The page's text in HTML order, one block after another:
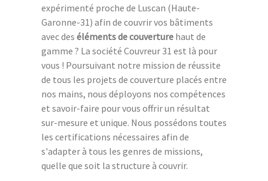
expérimenté proche de Luscan (Haute-
Garonne-31) afin de couvrir vos bâtiments
avec des éléments de couverture haut de
gamme ? La société Couvreur 31 est là pour
vous ! Poursuivant notre mission de réussite
de tous les projets de couverture placés entre
nos mains, nous déployons nos compétences
et savoir-faire pour vous offrir un résultat
sur-mesure et unique. Nous possédons toutes
les certifications nécessaires afin de
s'adapter à tous les genres de missions,
quelle que soit la structure à couvrir.